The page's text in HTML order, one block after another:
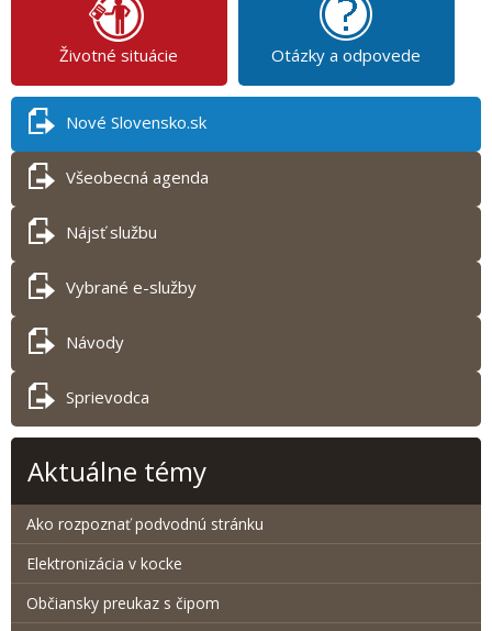
Životné situácie Otázky a odpovede
Nové Slovensko.sk
Všeobecná agenda
Nájsť službu
Vybrané e-služby
Návody
Sprievodca
Aktuálne témy
Ako rozpoznať podvodnú stránku
Elektronizácia v kocke
Občiansky preukaz s čipom